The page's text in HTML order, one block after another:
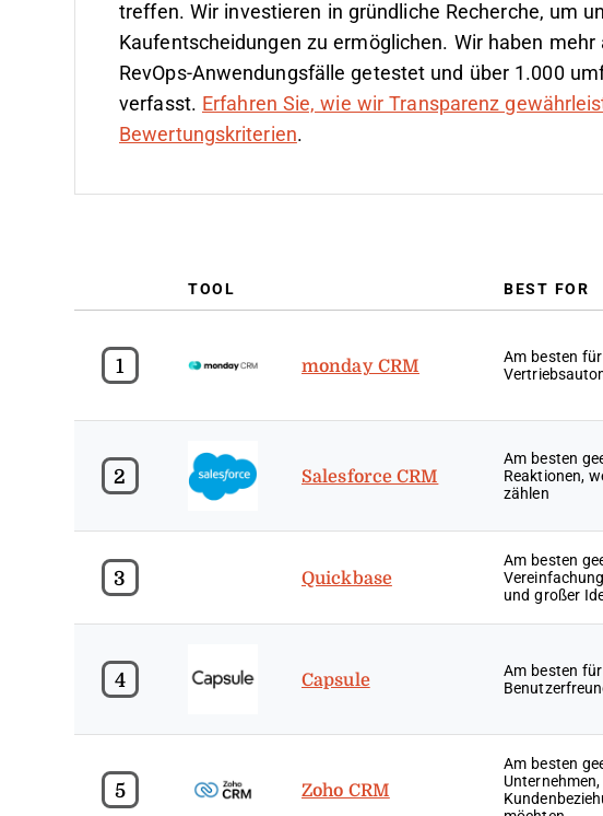
treffen. Wir investieren in gründliche Recherche, um
Kaufentscheidungen zu ermöglichen. Wir haben
RevOps-Anwendungsfälle getestet und über 1.000
verfasst. Erfahren Sie, wie wir Transparenz
Bewertungskriterien.
TOOL BEST FOR
1 monday CRM
Am besten
2 Salesforce CRM
Am besten
Reaktionen,
zählen
3 Quickbase
Am besten
und großer
4 Capsule
Am besten
5 Zoho CRM
Am besten